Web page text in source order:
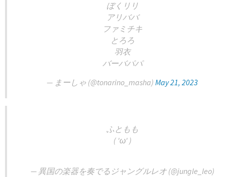
ぼくリリ
アリババ
ファミチキ
とろろ
羽衣
バーバパパ
— まーしゃ (@tonarino_masha) May 21, 2023
ふともも
( 'ω' )
— 異国の楽器を奏でるジャングルレオ (@jungle_leo)